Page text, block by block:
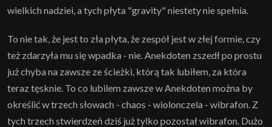
wielkich nadziei, a tych płyta "gravity" niestety nie spełnia.
To nie tak, że jest to zła płyta, że zespół jest w złej formie, czy
też zdarzyła mu się wpadka - nie. Anekdoten zszedł po prostu
już chyba na zawsze ze ścieżki, którą tak lubiłem, za która
teraz tęsknie. To co lubilem zawsze w Anekdoten można by
określić w trzech słowach - chaos - wiolonczela - wibrafon. Z
tych trzech stwierdzeń dziś już tylko pozostał wibrafon. Dużo